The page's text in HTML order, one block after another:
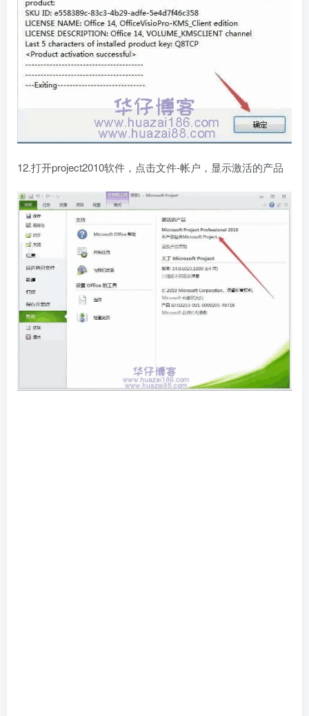
12.打开project2010软件，点击文件-帐户，显示激活的产品